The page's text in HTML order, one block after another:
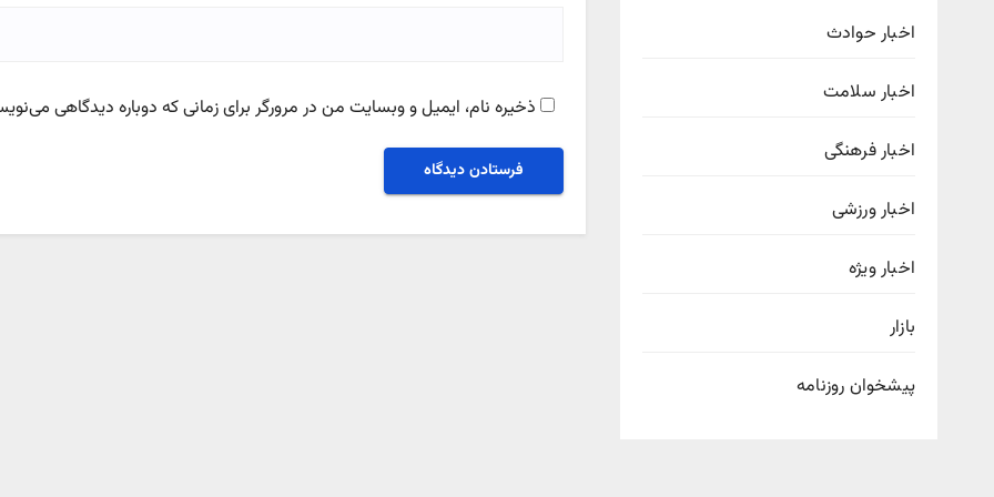
اخبار حوادث
اخبار سلامت
اخبار فرهنگی
اخبار ورزشی
اخبار ویژه
بازار
پیشخوان روزنامه
ذخیره نام، ایمیل و وبسایت من در مرورگر برای زمانی که دوباره دیدگاهی